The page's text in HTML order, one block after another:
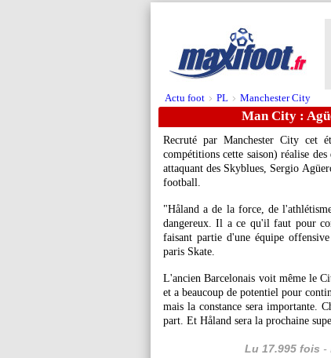
Actu foot > PL > Manchester City
Man City :
Recruté par Manchester City cet
compétitions cette saison) réalise
attaquant des Skyblues, Sergio
football.
"Håland a de la force, de
dangereux. Il a ce qu'il faut pour
faisant partie d'une équipe
paris Skate.
L'ancien Barcelonais voit même le
et a beaucoup de potentiel pour
mais la constance sera importante.
part. Et Håland sera la prochaine
Lu 17.995 fois -